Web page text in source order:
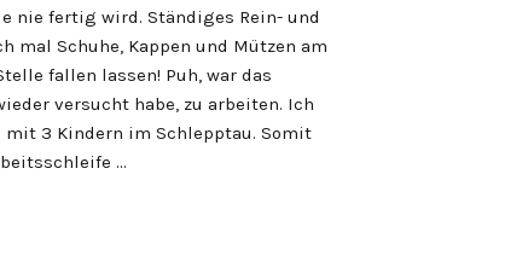
nie fertig wird. Ständiges Rein- und
mal Schuhe, Kappen und Mützen am
fallen lassen! Puh, war das
versucht habe, zu arbeiten. Ich
3 Kindern im Schlepptau. Somit
…